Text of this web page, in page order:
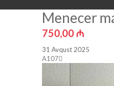
Menecer
750,00 ₼
31 Avqust 2025
A107